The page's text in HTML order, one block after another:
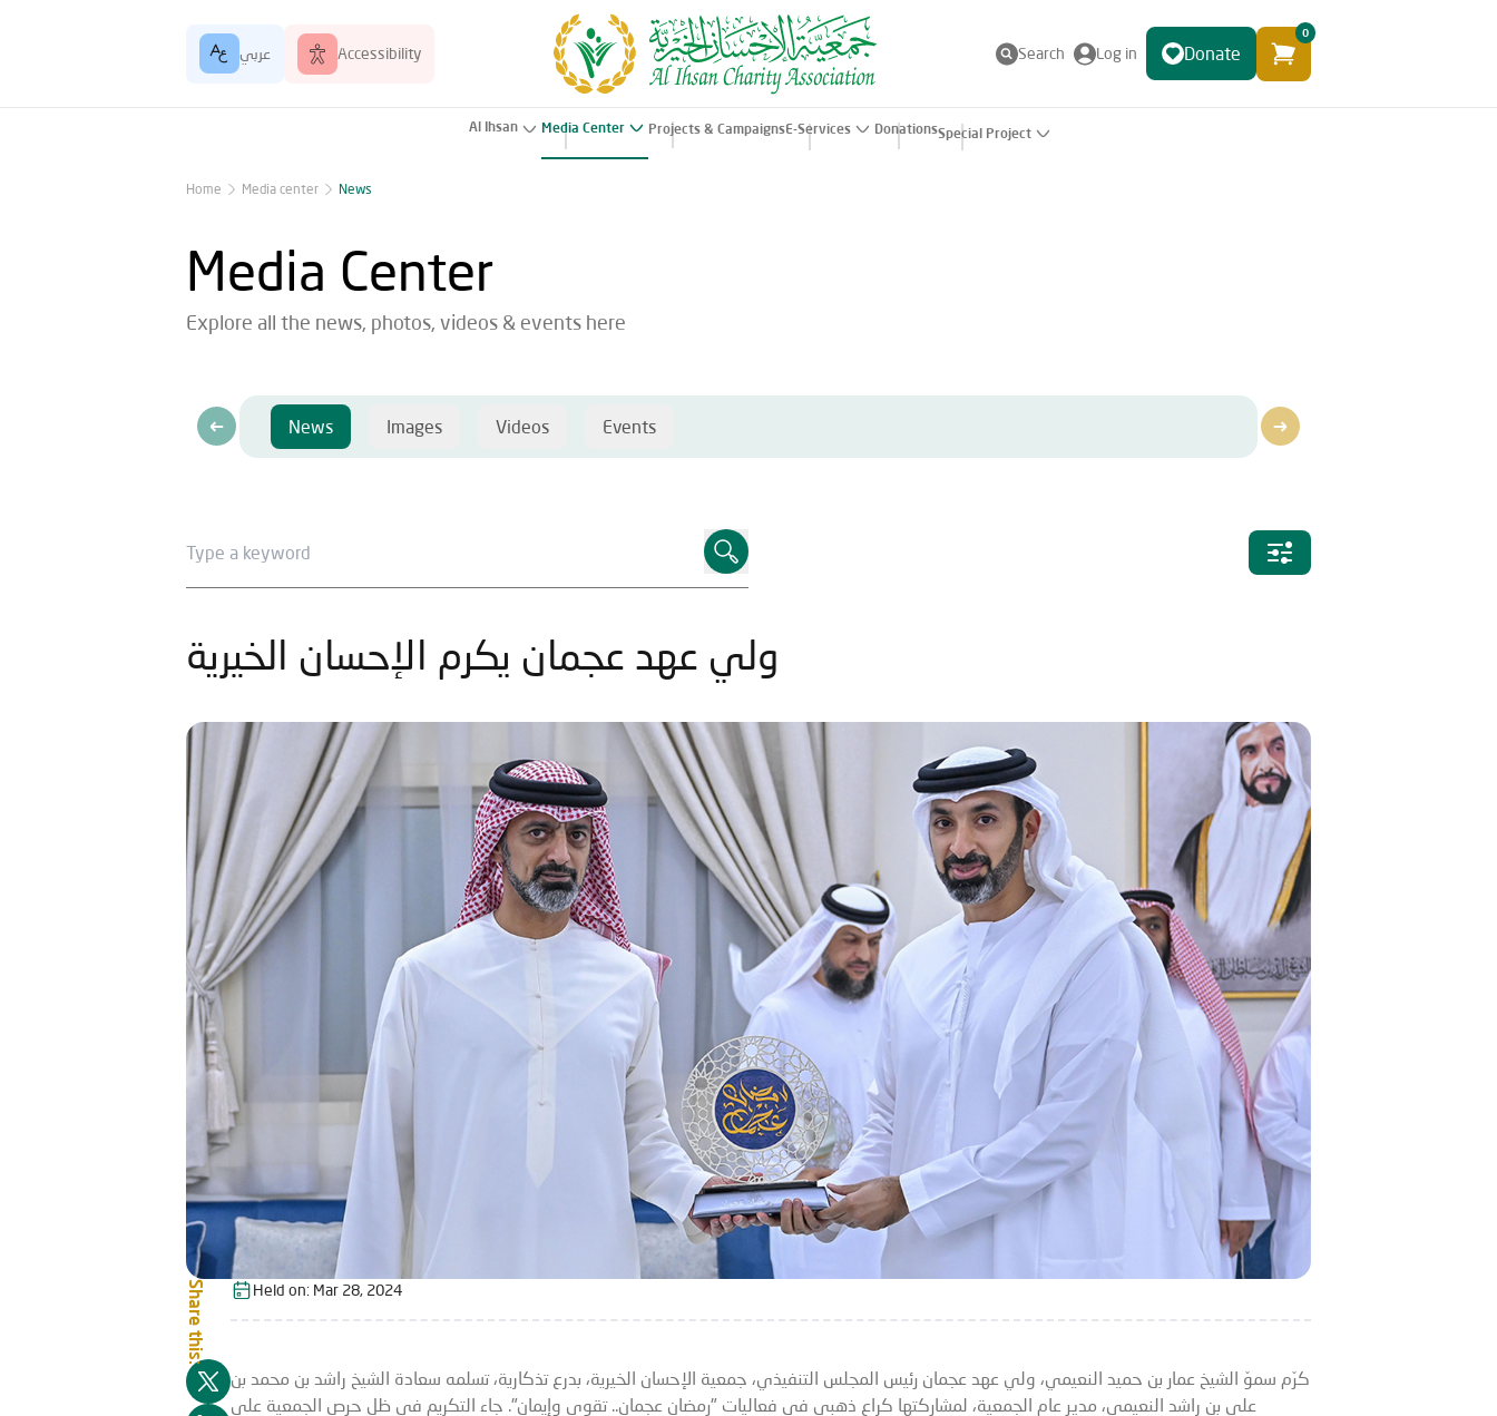
عربي Accessibility Search Log in Donate
0
Al Ihsan Media Center Projects & CampaignsE-Services DonationsSpecial Project
Home Media center News
Media Center
Explore all the news, photos, videos & events here
News Images Videos Events
ولي عهد عجمان يكرم الإحسان الخيرية
Share this: Held on: Mar 28, 2024
كرّم سموّ الشيخ عمار بن حميد النعيمي، ولي عهد عجمان رئيس المجلس التنفيذي، جمعية الإحسان الخيرية، بدرع تذكارية، تسلمه سعادة الشيخ راشد بن محمد بن
علي بن راشد النعيمي، مدير عام الجمعية، لمشاركتها كراعٍ ذهبي في فعاليات "رمضان عجمان.. تقوى وإيمان". جاء التكريم في ظل حرص الجمعية على